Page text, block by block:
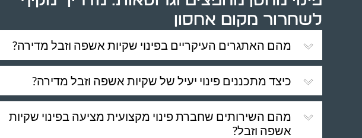
לשחרור מקום אחסון
מהם האתגרים העיקריים בפינוי שקיות אשפה וזבל מדירה?
כיצד מתכננים פינוי יעיל של שקיות אשפה וזבל מדירה?
מהם השירותים שחברת פינוי מקצועית מציעה בפינוי שקיות
אשפה וזבל?